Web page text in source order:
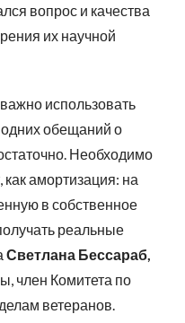
вопрос и качества
их научной
использовать
обещаний о
Необходимо
амортизация: на
в собственное
реальные
Светлана Бессараб,
член Комитета по
ветеранов.